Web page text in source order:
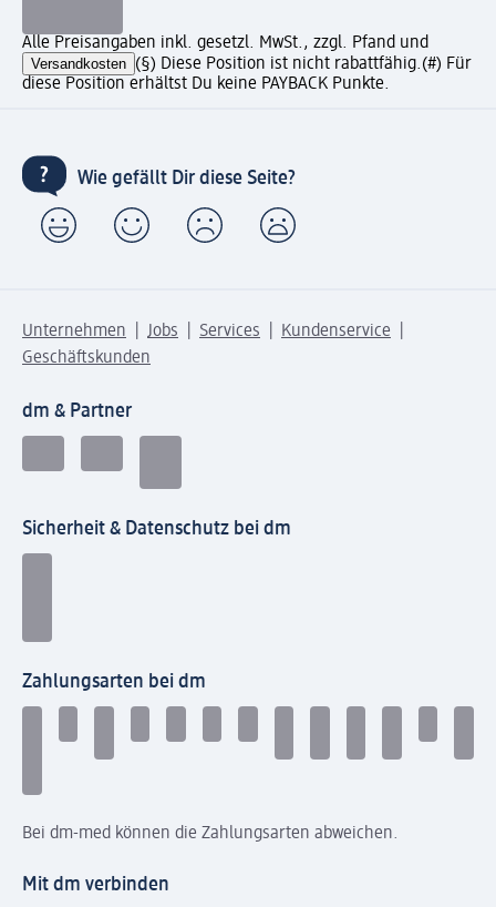
Alle Preisangaben inkl. gesetzl. MwSt., zzgl. Pfand und
Versandkosten (§) Diese Position ist nicht rabattfähig.(#) Für
diese Position erhältst Du keine PAYBACK Punkte.
Wie gefällt Dir diese Seite?
Unternehmen Jobs Services
Kundenservice
Geschäftskunden
dm & Partner
Sicherheit & Datenschutz bei dm
Zahlungsarten bei dm
Bei dm-med können die Zahlungsarten abweichen.
Mit dm verbinden